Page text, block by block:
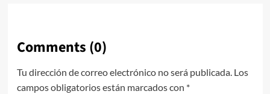
Comments (0)
Tu dirección de correo electrónico no será publicada. Los
campos obligatorios están marcados con *